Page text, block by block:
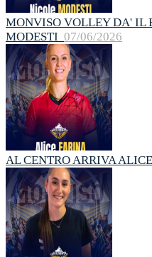
MONVISO VOLLEY DA' IL
MODESTI 07/06/2026
AL CENTRO ARRIVA